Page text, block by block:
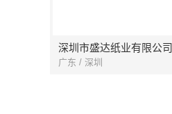
深圳市盛达纸业有限公司
广东 / 深圳